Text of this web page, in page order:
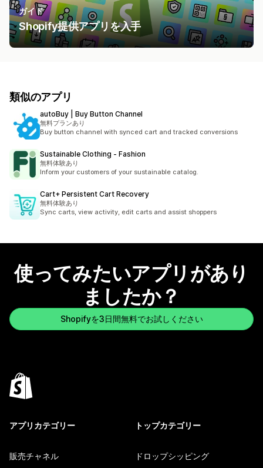
ガイド
Shopify提供アプリを入手
類似のアプリ
autoBuy | Buy Button Channel
無料プランあり
Buy button channel with synced cart and tracked conversions
Sustainable Clothing ‑ Fashion
無料体験あり
Inform your customers of your sustainable catalog.
Cart+ Persistent Cart Recovery
無料体験あり
Sync carts, view activity, edit carts and assist shoppers
使ってみたいアプリがあり
ましたか？
Shopifyを3日間無料でお試しください
アプリカテゴリー
販売チャネル
トップカテゴリー
ドロップシッピング